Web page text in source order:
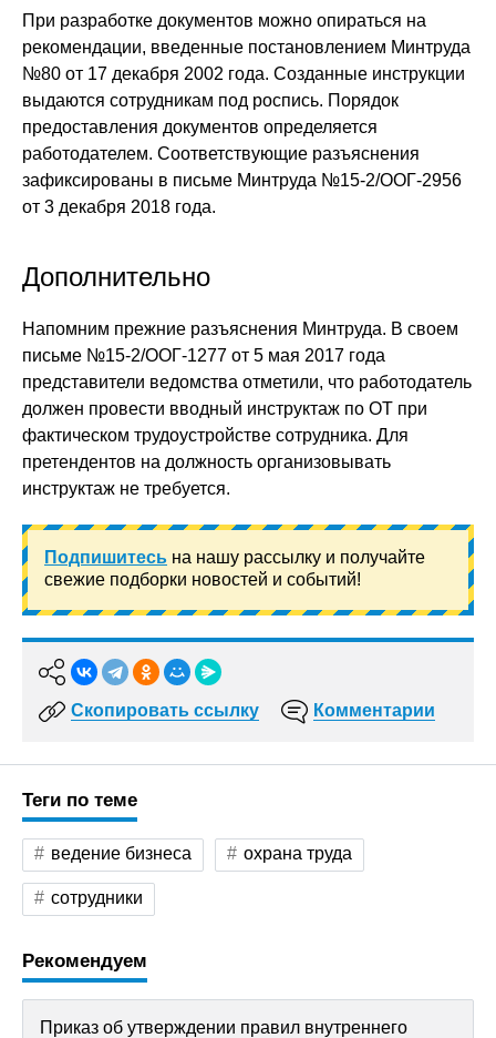
При разработке документов можно опираться на
рекомендации, введенные постановлением Минтруда
№80 от 17 декабря 2002 года. Созданные инструкции
выдаются сотрудникам под роспись. Порядок
предоставления документов определяется
работодателем. Соответствующие разъяснения
зафиксированы в письме Минтруда №15-2/ООГ-2956
от 3 декабря 2018 года.
Дополнительно
Напомним прежние разъяснения Минтруда. В своем
письме №15-2/ООГ-1277 от 5 мая 2017 года
представители ведомства отметили, что работодатель
должен провести вводный инструктаж по ОТ при
фактическом трудоустройстве сотрудника. Для
претендентов на должность организовывать
инструктаж не требуется.
Подпишитесь на нашу рассылку и получайте
свежие подборки новостей и событий!
Скопировать ссылку Комментарии
Теги по теме
ведение бизнеса охрана труда
сотрудники
Рекомендуем
Приказ об утверждении правил внутреннего